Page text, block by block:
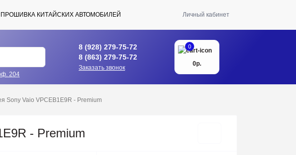
ПРОШИВКА КИТАЙСКИХ АВТОМОБИЛЕЙ Личный кабинет
204
8 (928) 279-75-72
8 (863) 279-75-72
Заказать звонок
0
0р.
Sony Vaio VPCEB1E9R - Premium
- Premium